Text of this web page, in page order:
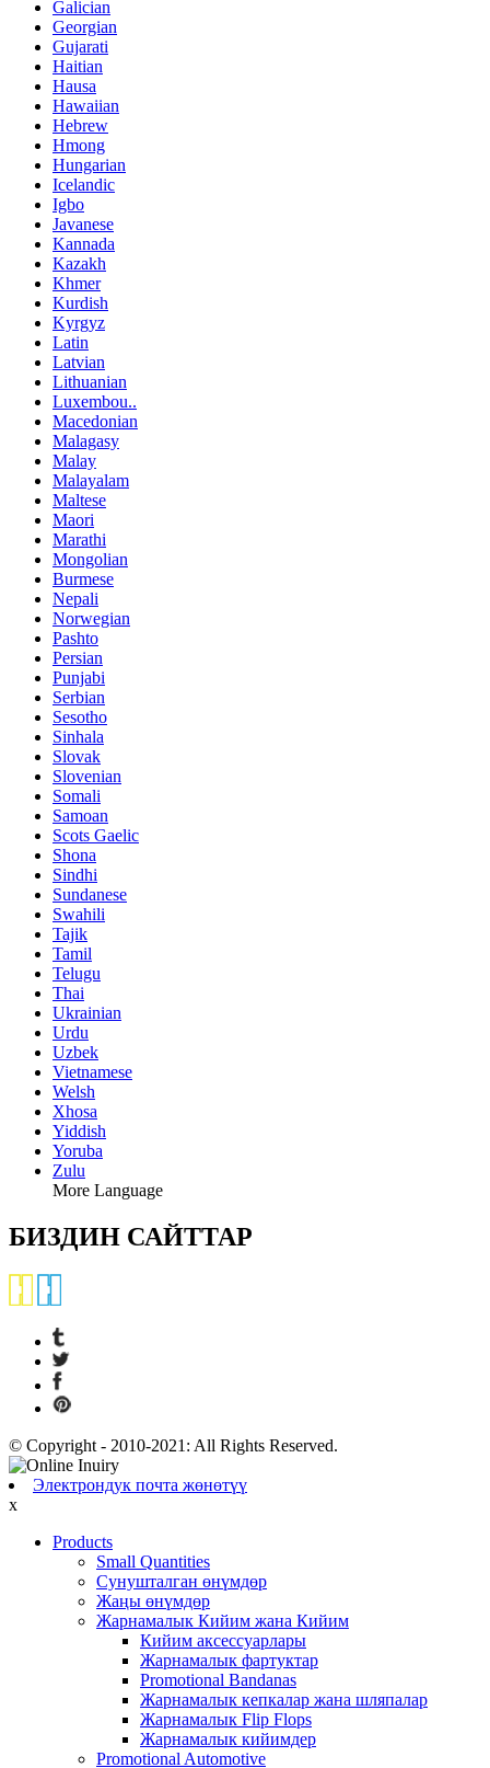
Galician
Georgian
Gujarati
Haitian
Hausa
Hawaiian
Hebrew
Hmong
Hungarian
Icelandic
Igbo
Javanese
Kannada
Kazakh
Khmer
Kurdish
Kyrgyz
Latin
Latvian
Lithuanian
Luxembou..
Macedonian
Malagasy
Malay
Malayalam
Maltese
Maori
Marathi
Mongolian
Burmese
Nepali
Norwegian
Pashto
Persian
Punjabi
Serbian
Sesotho
Sinhala
Slovak
Slovenian
Somali
Samoan
Scots Gaelic
Shona
Sindhi
Sundanese
Swahili
Tajik
Tamil
Telugu
Thai
Ukrainian
Urdu
Uzbek
Vietnamese
Welsh
Xhosa
Yiddish
Yoruba
Zulu
More Language
БИЗДИН САЙТТАР
© Copyright - 2010-2021: All Rights Reserved.
Электрондук почта жөнөтүү
x
Products
Small Quantities
Сунушталган өнүмдөр
Жаңы өнүмдөр
Жарнамалык Кийим жана Кийим
Кийим аксессуарлары
Жарнамалык фартуктар
Promotional Bandanas
Жарнамалык кепкалар жана шляпалар
Жарнамалык Flip Flops
Жарнамалык кийимдер
Promotional Automotive